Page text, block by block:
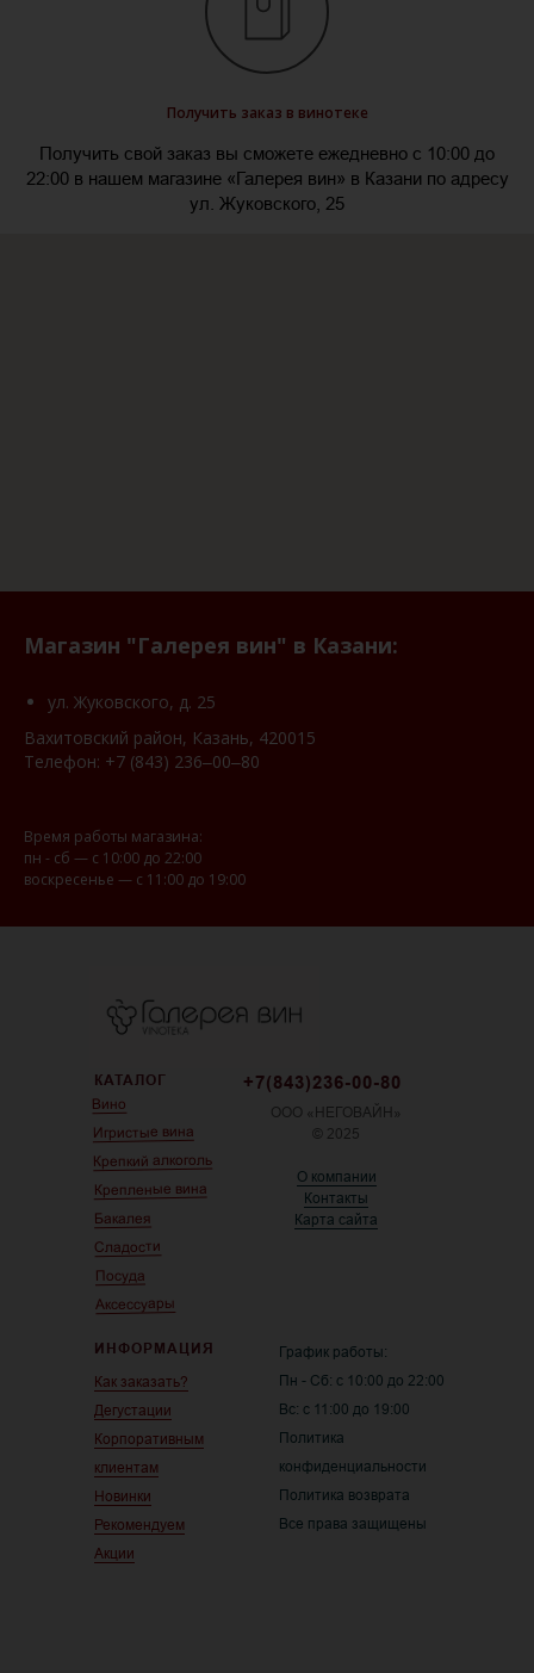
Получить заказ в винотеке
Получить свой заказ вы сможете ежедневно с 10:00 до
22:00 в нашем магазине «Галерея вин» в Казани по адресу
ул. Жуковского, 25
Магазин "Галерея вин" в Казани:
ул. Жуковского, д. 25
Вахитовский район, Казань, 420015
Телефон: +7 (843) 236‒00‒80
Время работы магазина:
пн - сб — с 10:00 до 22:00
воскресенье — с 11:00 до 19:00
КАТАЛОГ
Вино
Игристые вина
Крепкий алкоголь
Крепленые вина
Бакалея
Сладости
Посуда
Аксессуары
ИНФОРМАЦИЯ
Как заказать?
Дегустации
Корпоративным
клиентам
Новинки
Рекомендуем
Акции
График работы:
Пн - Сб: с 10:00 до 22:00
Вс: с 11:00 до 19:00
Политика
конфиденциальности
Политика возврата
Все права защищены
ООО «НЕГОВАЙН»
© 2025
О компании
Контакты
Карта сайта
+7(843)236-00-80